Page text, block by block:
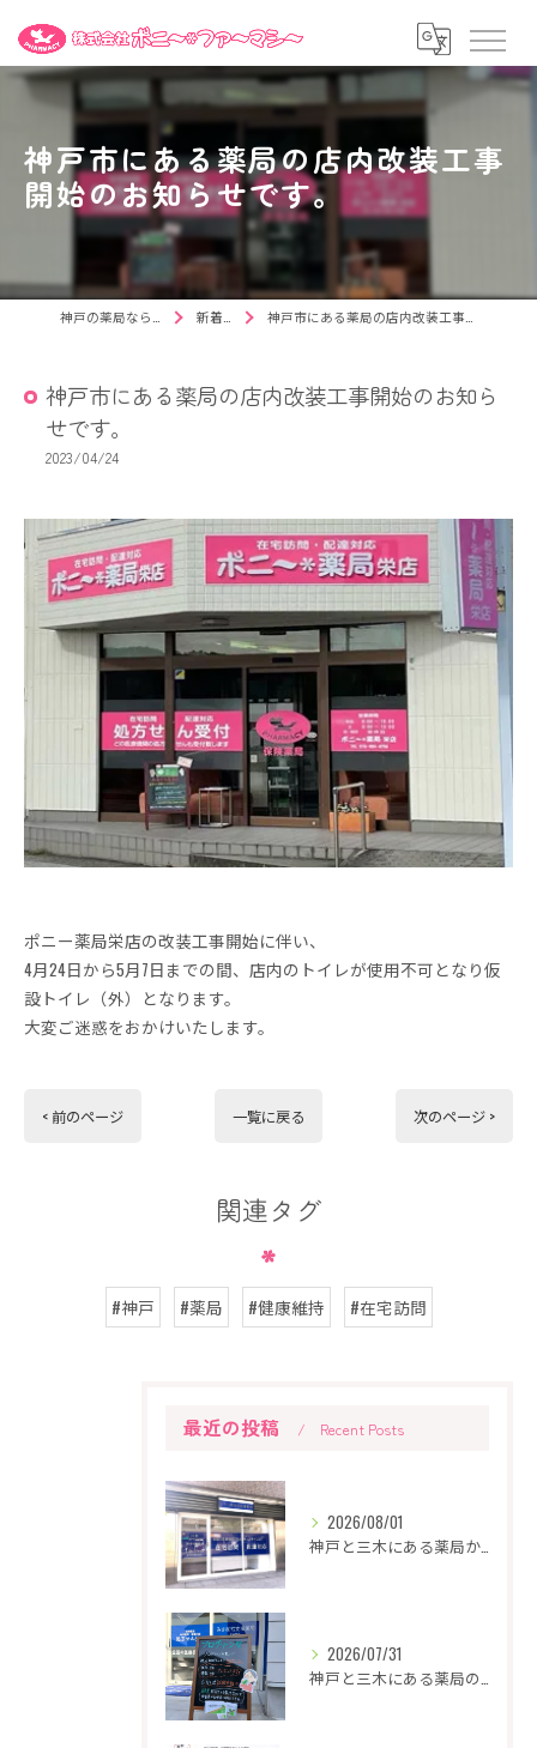
神戸市にある薬局の店内改装工事
開始のお知らせです。
新着情報 神戸市にある薬局の店内改装工事開始のお知らせです。
神戸市にある薬局の店内改装工事開始のお知ら
せです。
2023/04/24
ポニー薬局栄店の改装工事開始に伴い、
4月24日から5月7日までの間、店内のトイレが使用不可となり仮
設トイレ（外）となります。
大変ご迷惑をおかけいたします。
< 前のページ 一覧に戻る 次のページ >
関連タグ
#神戸 #薬局 #健康維持 #在宅訪問
最近の投稿 Recent Posts
2026/08/01
2026/07/31